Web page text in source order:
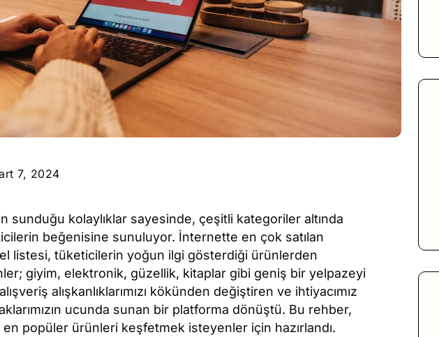
7, 2024
sunduğu kolaylıklar sayesinde, çeşitli kategoriler altında
beğenisine sunuluyor. İnternette en çok satılan
listesi, tüketicilerin yoğun ilgi gösterdiği ürünlerden
giyim, elektronik, güzellik, kitaplar gibi geniş bir yelpazeyi
alışkanlıklarımızı kökünden değiştiren ve ihtiyacımız
ucunda sunan bir platforma dönüştü. Bu rehber,
popüler ürünleri keşfetmek isteyenler için hazırlandı.